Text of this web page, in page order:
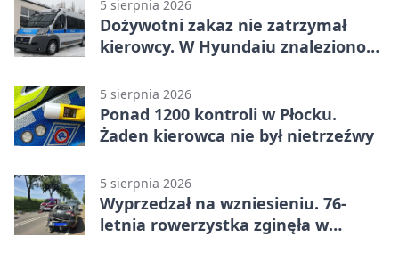
5 sierpnia 2026
Dożywotni zakaz nie zatrzymał
kierowcy. W Hyundaiu znaleziono
5 sierpnia 2026
Ponad 1200 kontroli w Płocku.
Żaden kierowca nie był nietrzeźwy
5 sierpnia 2026
Wyprzedzał na wzniesieniu. 76-
letnia rowerzystka zginęła w